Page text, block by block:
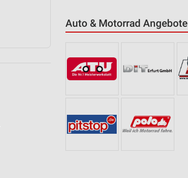
Auto & Motorrad Angebote